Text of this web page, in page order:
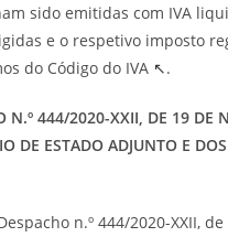
sido emitidas com IVA
e o respetivo imposto
do Código do IVA ↖.
N.º 444/2020-XXII, DE 19 DE
DE ESTADO ADJUNTO E
n.º 444/2020-XXII,